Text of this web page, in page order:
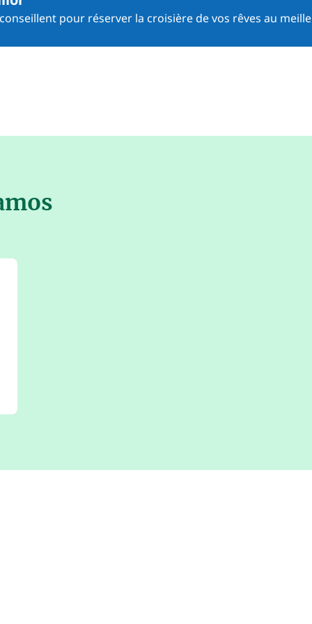
pour réserver la croisière de vos rêves au